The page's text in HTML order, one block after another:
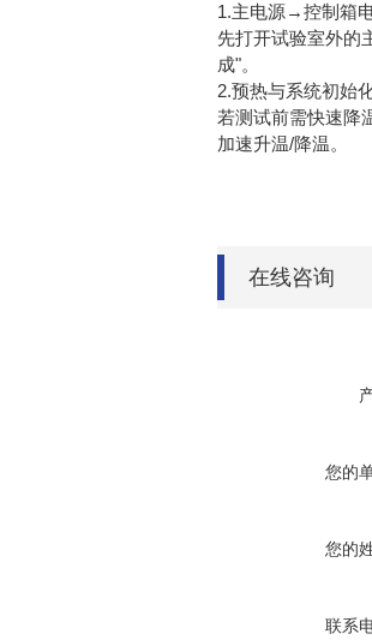
1.主电源→控制箱
先打开试验室外的
成"。
2.预热与系统初始
若测试前需快速降
加速升温/降温。
在线咨询
您的
您的
联系